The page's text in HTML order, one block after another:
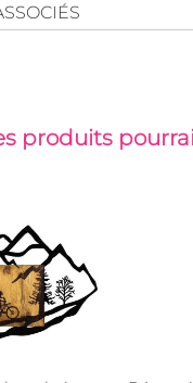
produits